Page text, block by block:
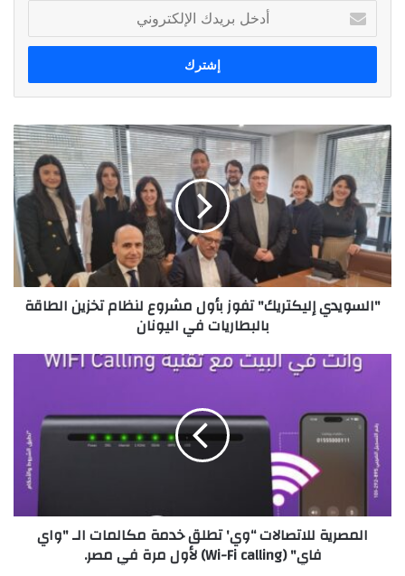
بريدك
الإلكتروني
"السويدي
إليكتريك"
تفوز
بأول
مشروع
لنظام
تخزين
الطاقة
بالبطاريات
في"السويدي إليكتريك" تفوز بأول مشروع لنظام تخزين الطاقة
بالبطاريات في اليونان
المصرية
تطلق
خدمة
مكالمات
"واي
فاي"
المصرية للاتصالات “وي' تطلق خدمة مكالمات الـ "واي
فاي" (Wi-Fi calling) لأول مرة في مصر.